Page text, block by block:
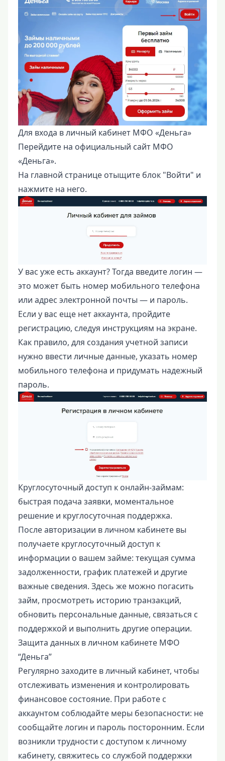
Для входа в личный кабинет МФО «Деньга»
Перейдите на официальный сайт МФО
«Деньга».
На главной странице отыщите блок "Войти" и
нажмите на него.
У вас уже есть аккаунт? Тогда введите логин —
это может быть номер мобильного телефона
или адрес электронной почты — и пароль.
Если у вас еще нет аккаунта, пройдите
регистрацию, следуя инструкциям на экране.
Как правило, для создания учетной записи
нужно ввести личные данные, указать номер
мобильного телефона и придумать надежный
пароль.
Круглосуточный доступ к онлайн-займам:
быстрая подача заявки, моментальное
решение и круглосуточная поддержка.
После авторизации в личном кабинете вы
получаете круглосуточный доступ к
информации о вашем займе: текущая сумма
задолженности, график платежей и другие
важные сведения. Здесь же можно погасить
займ, просмотреть историю транзакций,
обновить персональные данные, связаться с
поддержкой и выполнить другие операции.
Защита данных в личном кабинете МФО
“Деньга”
Регулярно заходите в личный кабинет, чтобы
отслеживать изменения и контролировать
финансовое состояние. При работе с
аккаунтом соблюдайте меры безопасности: не
сообщайте логин и пароль посторонним. Если
возникли трудности с доступом к личному
кабинету, свяжитесь со службой поддержки